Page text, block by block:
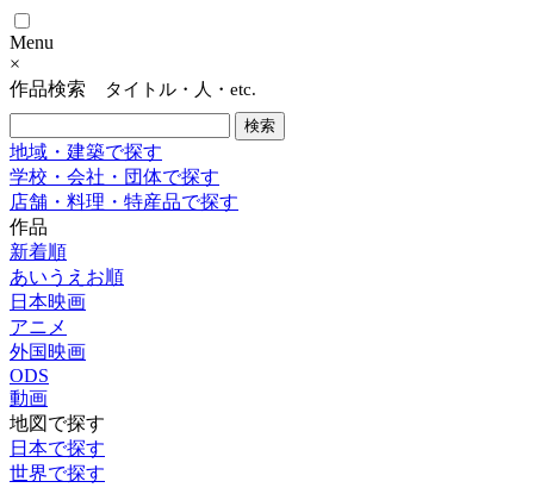
Menu
×
作品検索
タイトル・人・etc.
地域・建築で探す
学校・会社・団体で探す
店舗・料理・特産品で探す
作品
新着順
あいうえお順
日本映画
アニメ
外国映画
ODS
動画
地図で探す
日本で探す
世界で探す